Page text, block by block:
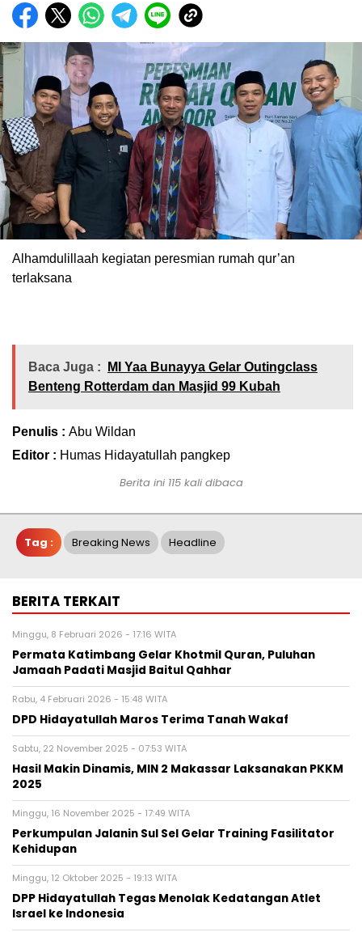
Alhamdulillaah kegiatan peresmian rumah qur’an
terlaksana
Baca Juga :
MI Yaa Bunayya Gelar Outingclass
Benteng Rotterdam dan Masjid 99 Kubah
Penulis : Abu Wildan
Editor : Humas Hidayatullah pangkep
Berita ini 115 kali dibaca
Tag : Breaking News Headline
BERITA TERKAIT
Minggu, 8 Februari 2026 - 17:16 WITA
Permata Katimbang Gelar Khotmil Quran, Puluhan
Jamaah Padati Masjid Baitul Qahhar
Rabu, 4 Februari 2026 - 15:48 WITA
DPD Hidayatullah Maros Terima Tanah Wakaf
Sabtu, 22 November 2025 - 07:53 WITA
Hasil Makin Dinamis, MIN 2 Makassar Laksanakan PKKM
2025
Minggu, 16 November 2025 - 17:49 WITA
Perkumpulan Jalanin Sul Sel Gelar Training Fasilitator
Kehidupan
Minggu, 12 Oktober 2025 - 19:13 WITA
DPP Hidayatullah Tegas Menolak Kedatangan Atlet
Israel ke Indonesia